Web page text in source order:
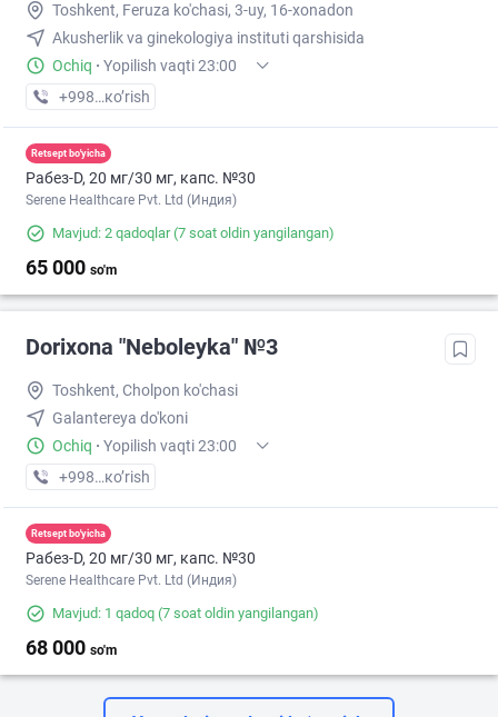
Toshkent, Feruza ko'chasi, 3-uy, 16-xonadon
Akusherlik va ginekologiya instituti qarshisida
Ochiq · Yopilish vaqti 23:00
+998 (71) XXX-XX-XX
кo’rish
Retsept bo'yicha
Рабез-D, 20 мг/30 мг, капс. №30
Serene Healthcare Pvt. Ltd (Индия)
Mavjud: 2 qadoqlar(7 soat oldin yangilangan)
65 000 so'm
Dorixona "Neboleyka" №3
Toshkent, Cholpon ko'chasi
Galantereya do'koni
Ochiq · Yopilish vaqti 23:00
+998 (71) XXX-XX-XX
кo’rish
Retsept bo'yicha
Рабез-D, 20 мг/30 мг, капс. №30
Serene Healthcare Pvt. Ltd (Индия)
Mavjud: 1 qadoq (7 soat oldin yangilangan)
68 000 so'm